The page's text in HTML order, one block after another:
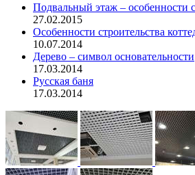
Подвальный этаж – особенности
27.02.2015
Особенности строительства
10.07.2014
Дерево – символ основательности
17.03.2014
Русская баня
17.03.2014